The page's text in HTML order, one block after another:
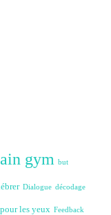
gym but
Dialogue décodage
les yeux Feedback